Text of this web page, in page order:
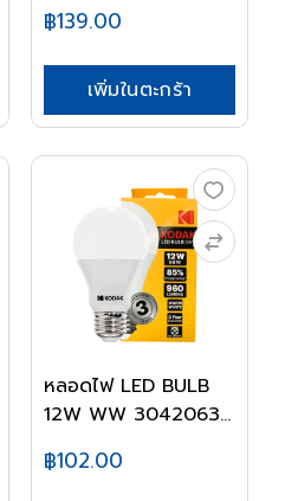
฿139.00
เพิ่มในตะกร้า
หลอดไฟ LED BULB
12W WW 30420632
฿102.00